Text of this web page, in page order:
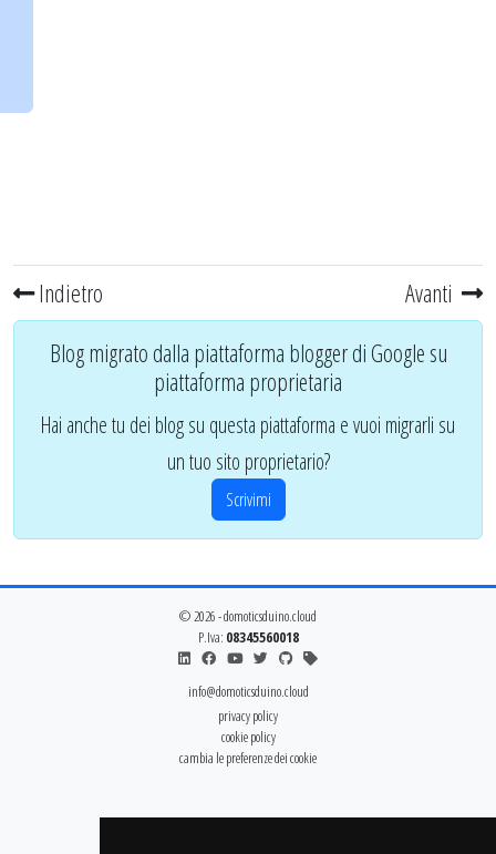
Indietro Avanti
Blog migrato dalla piattaforma blogger di Google su
piattaforma proprietaria
Hai anche tu dei blog su questa piattaforma e vuoi migrarli su
un tuo sito proprietario?
Scrivimi
© 2026 - domoticsduino.cloud
P.Iva: 08345560018
info@domoticsduino.cloud
privacy policy
cookie policy
cambia le preferenze dei cookie